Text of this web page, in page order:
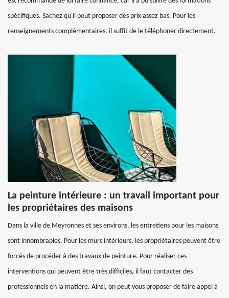
spécifiques. Sachez qu'il peut proposer des prix assez bas. Pour les
renseignements complémentaires, il suffit de le téléphoner directement.
La peinture intérieure : un travail important pour
les propriétaires des maisons
Dans la ville de Meyronnes et ses environs, les entretiens pour les maisons
sont innombrables. Pour les murs intérieurs, les propriétaires peuvent être
forcés de procéder à des travaux de peinture. Pour réaliser ces
interventions qui peuvent être très difficiles, il faut contacter des
professionnels en la matière. Ainsi, on peut vous proposer de faire appel à